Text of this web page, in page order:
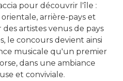
pour découvrir l'île :
arrière-pays et
artistes venus de pays
le concours devient ainsi
musicale qu'un premier
dans une ambiance
et conviviale.